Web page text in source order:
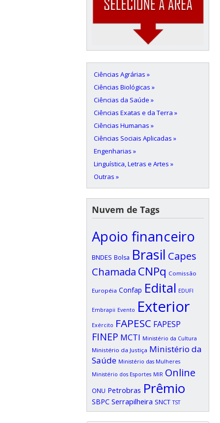
Ciências Agrárias »
Ciências Biológicas »
Ciências da Saúde »
Ciências Exatas e da Terra »
Ciências Humanas »
Ciências Sociais Aplicadas »
Engenharias »
Linguística, Letras e Artes »
Outras »
Nuvem de Tags
Apoio financeiro
BNDES Bolsa Brasil Capes
Chamada CNPq Comissão
Européia Confap Edital EDUFI
Embrapii Evento Exterior
Exército FAPESC FAPESP
FINEP MCTI Ministério da Cultura
Ministério da Justiça Ministério da
Saúde Ministério das Mulheres
Ministério dos Esportes MIR Online
ONU Petrobras Prêmio
SBPC Serrapilheira SNCT TST